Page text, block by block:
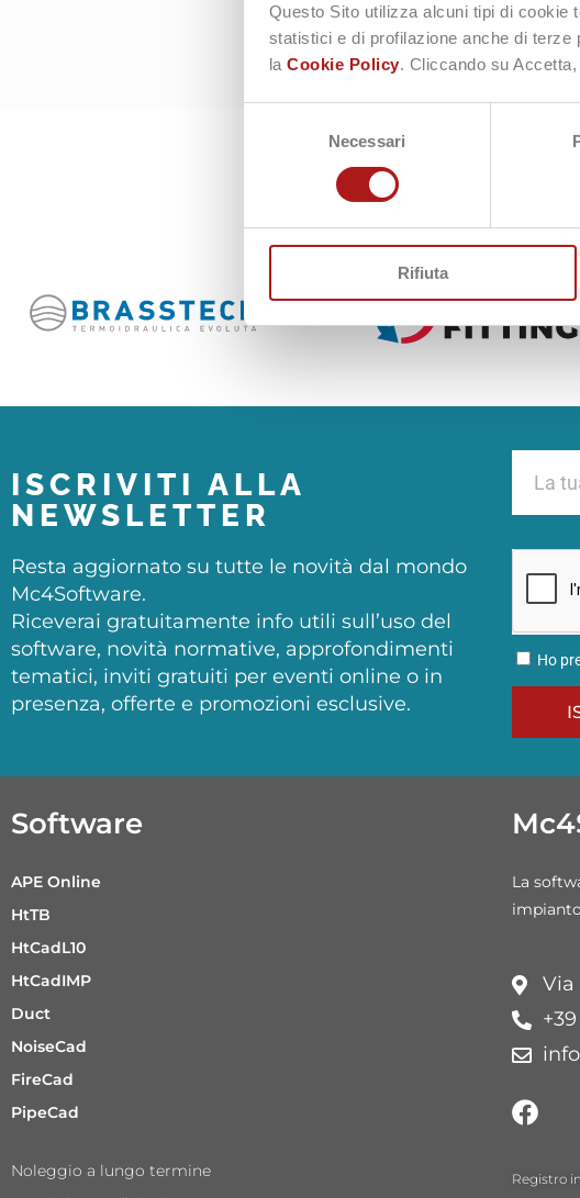
Questo Sito utilizza alcuni tipi di cookie
statistici e di profilazione anche di
la Cookie Policy. Cliccando su
Necessari
Rifiuta
CI
ISCRIVITI ALLA
NEWSLETTER
Resta aggiornato su tutte le novità dal mondo
Mc4Software.
Riceverai gratuitamente info utili sull’uso del
software, novità normative, approfondimenti
tematici, inviti gratuiti per eventi online o in
presenza, offerte e promozioni esclusive.
Ho
Software
APE Online
HtTB
HtCadL10
HtCadIMP
Duct
NoiseCad
FireCad
PipeCad
Noleggio a lungo termine
La
Via
Registro